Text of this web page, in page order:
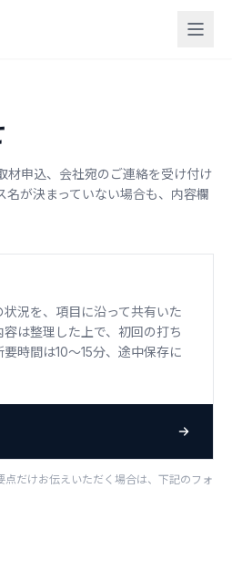
材申込、会社宛のご連絡を受け付け
名が決まっていない場合も、内容欄
況を、項目に沿って共有いた
は整理した上で、初回の打ち
時間は10〜15分、途中保存に
点だけお伝えいただく場合は、下記のフォ